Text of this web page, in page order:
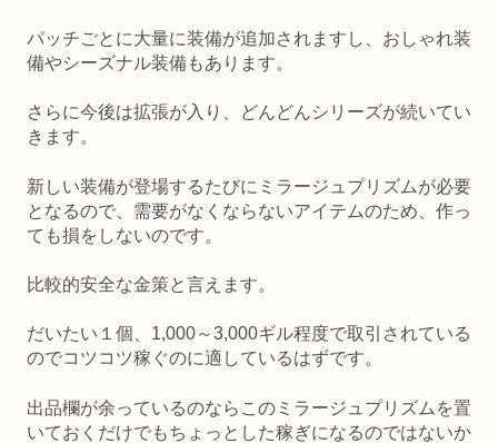
パッチごとに大量に装備が追加されますし、おしゃれ装
備やシーズナル装備もあります。
さらに今後は拡張が入り、どんどんシリーズが続いてい
きます。
新しい装備が登場するたびにミラージュプリズムが必要
となるので、需要がなくならないアイテムのため、作っ
ても損をしないのです。
比較的安全な金策と言えます。
だいたい１個、1,000～3,000ギル程度で取引されている
のでコツコツ稼ぐのに適しているはずです。
出品欄が余っているのならこのミラージュプリズムを置
いておくだけでもちょっとした稼ぎになるのではないか